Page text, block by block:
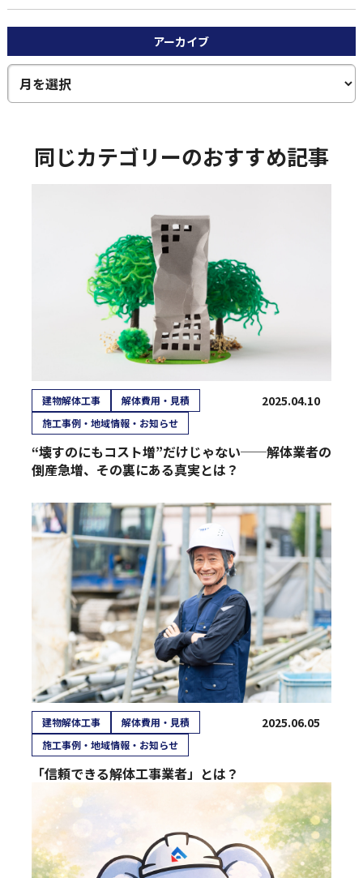
アーカイブ
同じカテゴリーのおすすめ記事
建物解体工事
解体費用・見積
施工事例・地域情報・お知らせ
2025.04.10
“壊すのにもコスト増”だけじゃない──解体業者の
倒産急増、その裏にある真実とは？
建物解体工事
解体費用・見積
施工事例・地域情報・お知らせ
2025.06.05
「信頼できる解体工事業者」とは？